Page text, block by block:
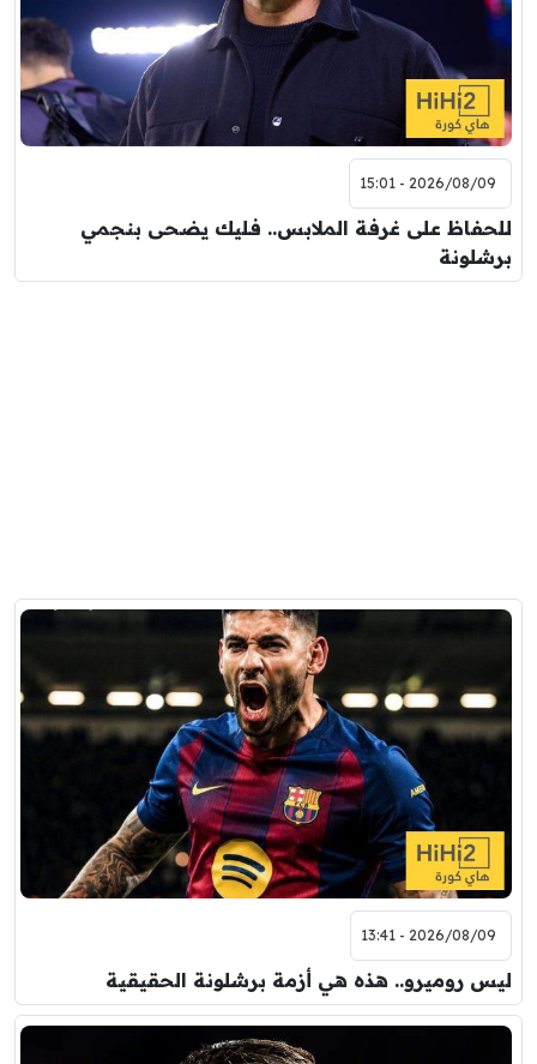
2026/08/09 - 15:01
للحفاظ على غرفة الملابس.. فليك يضحى بنجمي
برشلونة
2026/08/09 - 13:41
ليس روميرو.. هذه هي أزمة برشلونة الحقيقية